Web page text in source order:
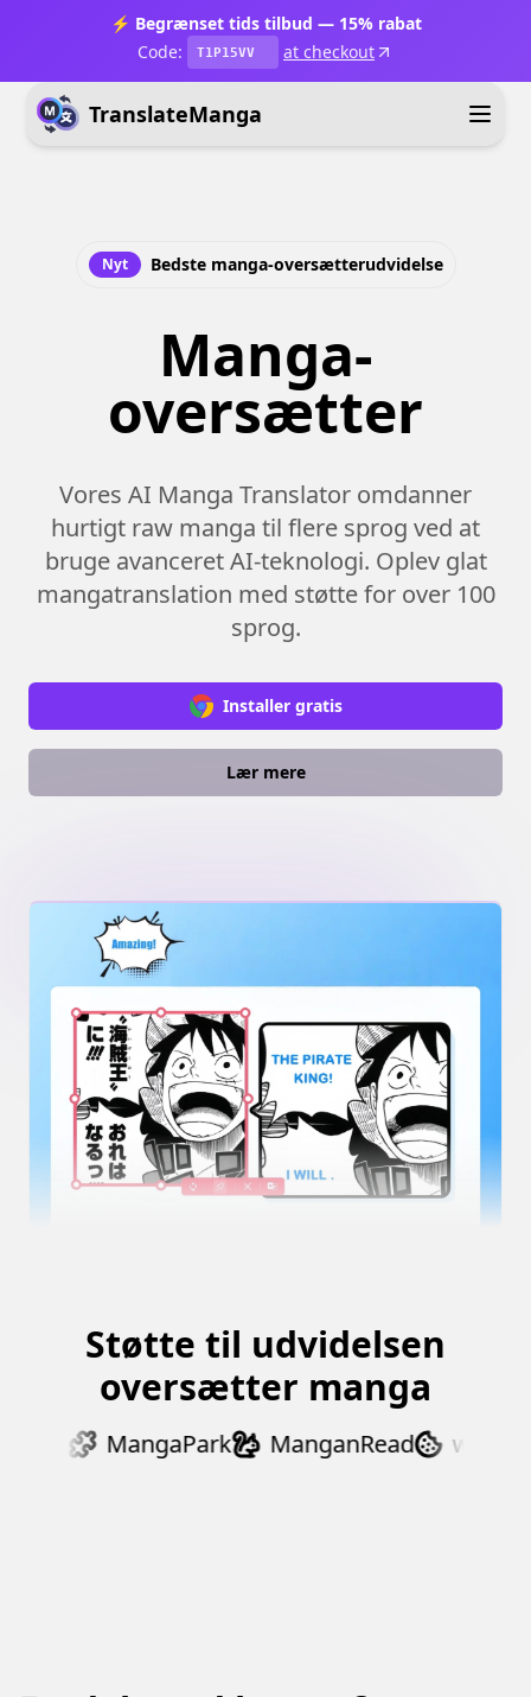
⚡ Begrænset tids tilbud — 15% rabat
Code:
T1P15VV at checkout
TranslateManga
Nyt Bedste manga-oversætterudvidelse
Manga-
oversætter
Vores AI Manga Translator omdanner
hurtigt raw manga til flere sprog ved at
bruge avanceret AI-teknologi. Oplev glat
mangatranslation med støtte for over 100
sprog.
Installer gratis
Lær mere
Støtte til udvidelsen
oversætter manga
MangaPark ManganRead